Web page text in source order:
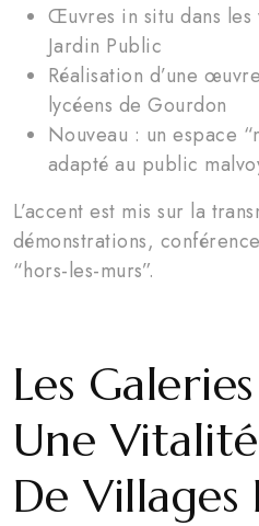
Œuvres in situ dans les
Jardin Public
Réalisation d’une
lycéens de Gourdon
Nouveau : un espace
adapté au public
L’accent est mis sur la
démonstrations,
“hors-les-murs”.
Les
Une
De Villages